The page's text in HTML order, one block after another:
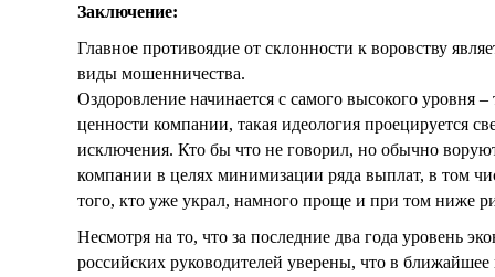
Заключение:
Главное противоядие от склонности к воровству
виды мошенничества.
Оздоровление начинается с самого высокого уровня
ценности компании, такая идеология проецируется
исключения. Кто бы что не говорил, но обычно
компании в целях минимизации ряда выплат, в том
того, кто уже украл, намного проще и при том ниже
Несмотря на то, что за последние два года уровень
российских руководителей уверены, что в